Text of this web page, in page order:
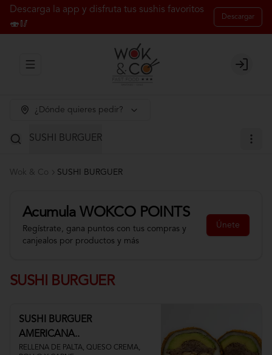
Descarga la app y disfruta tus sushis favoritos
🍣🥢
Descargar
Abrir menu de navegación Login
¿Dónde quieres pedir?
SUSHI BURGUER
Wok & Co SUSHI BURGUER
Acumula WOKCO POINTS
Regístrate, gana puntos con tus compras y
canjealos por productos y más
Únete
SUSHI BURGUER
SUSHI BURGUER
AMERICANA..
RELLENA DE PALTA, QUESO CREMA,